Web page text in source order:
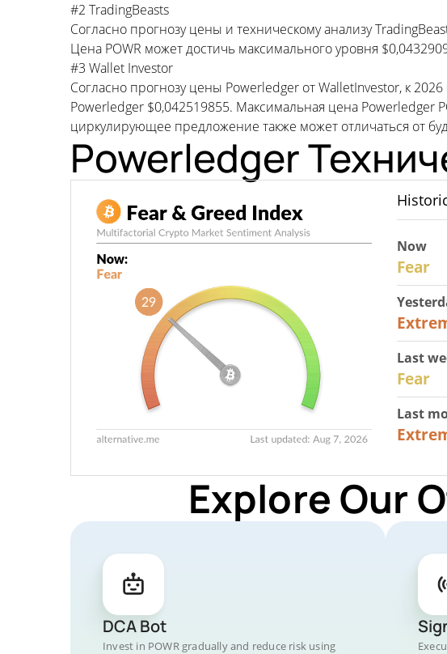
#2 TradingBeasts
Согласно прогнозу цены и техническому анализу
Цена POWR может достичь максимального уровня
#3 Wallet Investor
Согласно прогнозу цены Powerledger от WalletInvestor, к
Powerledger $0,042519855. Максимальная цена Powerledger
циркулирующее предложение также может отличаться от
Powerledger
Now
Fear
Last
Fear
Last
Explore Our
DCA Bot
Invest in POWR gradually and reduce risk using